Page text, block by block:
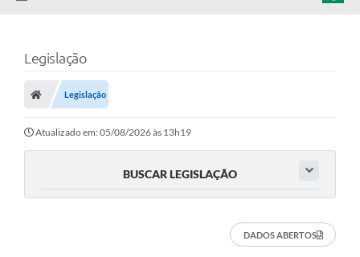
Legislação
Legislação
Atualizado em: 05/08/2026 às 13h19
BUSCAR LEGISLAÇÃO
DADOS ABERTOS